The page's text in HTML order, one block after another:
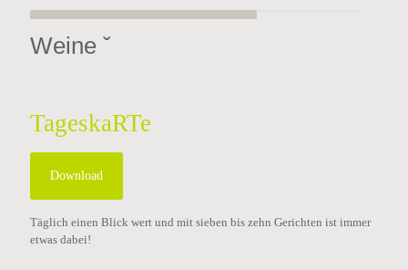
Weine ˇ
TageskaRTe
Download
Täglich einen Blick wert und mit sieben bis zehn Gerichten ist immer
etwas dabei!